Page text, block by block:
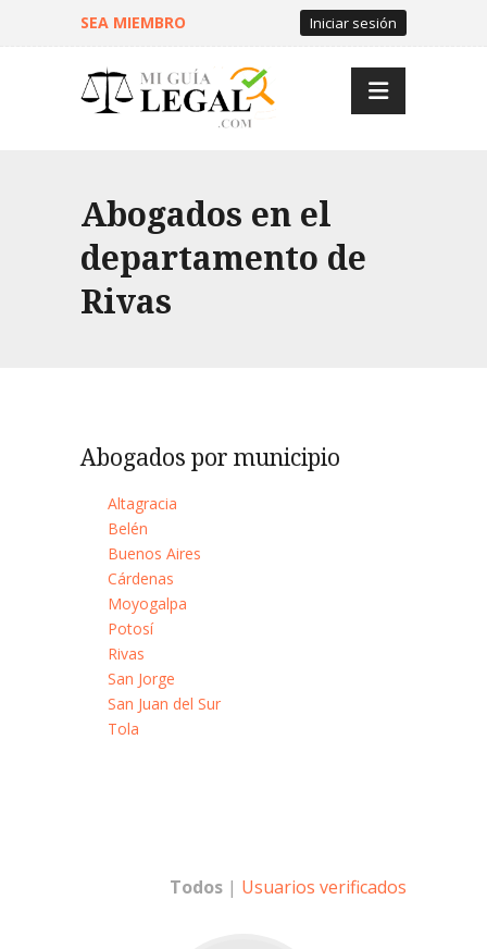
SEA MIEMBRO Iniciar sesión
Abogados en el
departamento de
Rivas
Abogados por municipio
Altagracia
Belén
Buenos Aires
Cárdenas
Moyogalpa
Potosí
Rivas
San Jorge
San Juan del Sur
Tola
Todos | Usuarios verificados